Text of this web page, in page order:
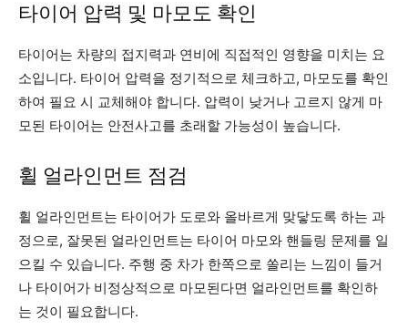
타이어 압력 및 마모도 확인
타이어는 차량의 접지력과 연비에 직접적인 영향을 미치는 요
소입니다. 타이어 압력을 정기적으로 체크하고, 마모도를 확인
하여 필요 시 교체해야 합니다. 압력이 낮거나 고르지 않게 마
모된 타이어는 안전사고를 초래할 가능성이 높습니다.
휠 얼라인먼트 점검
휠 얼라인먼트는 타이어가 도로와 올바르게 맞닿도록 하는 과
정으로, 잘못된 얼라인먼트는 타이어 마모와 핸들링 문제를 일
으킬 수 있습니다. 주행 중 차가 한쪽으로 쏠리는 느낌이 들거
나 타이어가 비정상적으로 마모된다면 얼라인먼트를 확인하
는 것이 필요합니다.